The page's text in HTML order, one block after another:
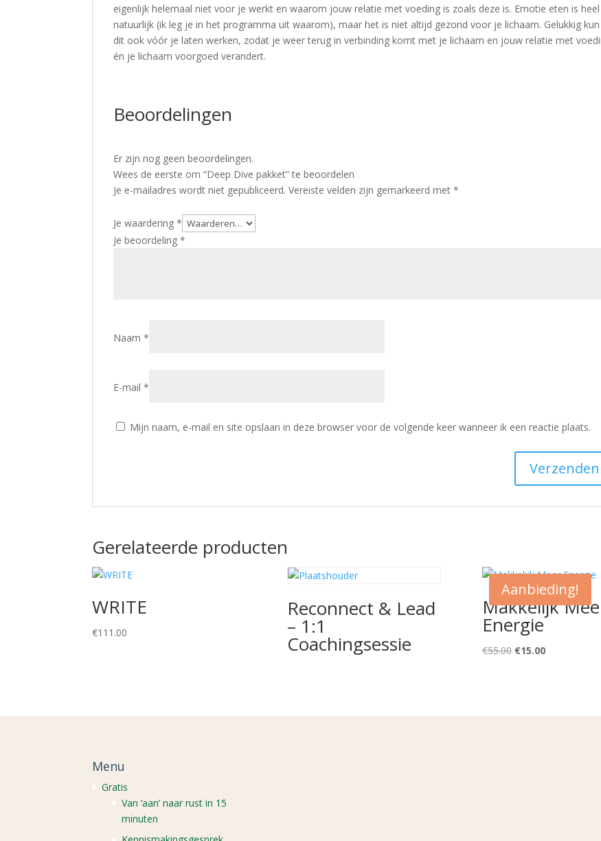
eigenlijk helemaal niet voor je werkt en waarom jouw relatie met voeding is zoals deze is. Emotie eten is heel
natuurlijk (ik leg je in het programma uit waarom), maar het is niet altijd gezond voor je lichaam. Gelukkig
dit ook vóór je laten werken, zodat je weer terug in verbinding komt met je lichaam en jouw relatie met
én je lichaam voorgoed verandert.
Beoordelingen
Er zijn nog geen beoordelingen.
Wees de eerste om “Deep Dive pakket” te beoordelen
Je e-mailadres wordt niet gepubliceerd. Vereiste velden zijn gemarkeerd met*
Je waardering*
Je beoordeling*
Naam*
E-mail*
Mijn naam, e-mail en site opslaan in deze browser voor de volgende keer wanneer ik een reactie plaats.
Gerelateerde producten
WRITE
€111.00
Reconnect & Lead
– 1:1
Coachingsessie
Aanbieding!
Makkelijk
Energie
€55.00 Oorspronkelijke
€15.00Huidige
Menu
Gratis
Van ‘aan’ naar rust in 15
minuten